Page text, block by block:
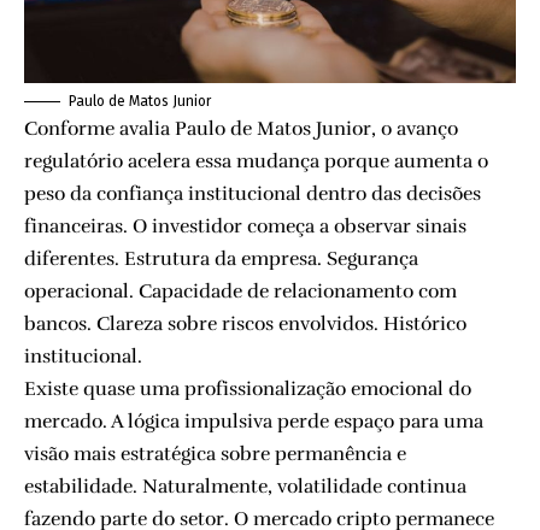
Paulo de Matos Junior
Conforme avalia Paulo de Matos Junior, o avanço
regulatório acelera essa mudança porque aumenta o
peso da confiança institucional dentro das decisões
financeiras. O investidor começa a observar sinais
diferentes. Estrutura da empresa. Segurança
operacional. Capacidade de relacionamento com
bancos. Clareza sobre riscos envolvidos. Histórico
institucional.
Existe quase uma profissionalização emocional do
mercado. A lógica impulsiva perde espaço para uma
visão mais estratégica sobre permanência e
estabilidade. Naturalmente, volatilidade continua
fazendo parte do setor. O mercado cripto permanece